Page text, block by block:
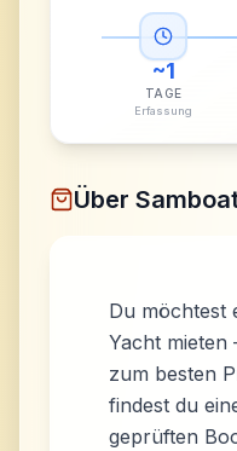
~1
TAGE
Erfassung
Über
Du möchtest
Yacht mieten
zum besten
findest du
geprüften